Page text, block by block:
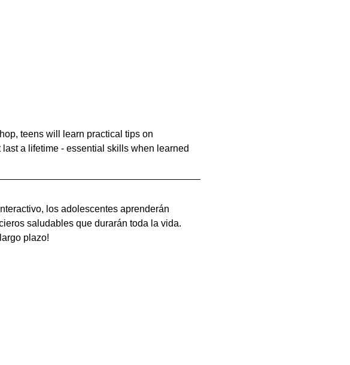
teens will learn practical tips on
a lifetime - essential skills when learned
los adolescentes aprenderán
saludables que durarán toda la vida.
plazo!